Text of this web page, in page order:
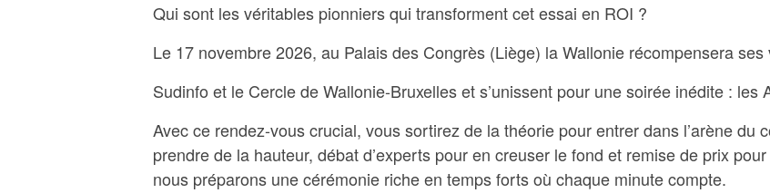
Qui sont les véritables pionniers qui transforment cet essai en ROI ?
Le 17 novembre 2026, au Palais des Congrès (Liège) la Wallonie récompensera ses
Sudinfo et le Cercle de Wallonie-Bruxelles et s’unissent pour une soirée inédite : les
Avec ce rendez-vous crucial, vous sortirez de la théorie pour entrer dans l’arène du
prendre de la hauteur, débat d’experts pour en creuser le fond et remise de prix
nous préparons une cérémonie riche en temps forts où chaque minute compte.